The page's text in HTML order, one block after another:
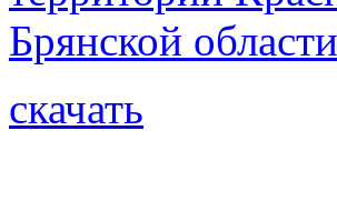
Брянской
скачать